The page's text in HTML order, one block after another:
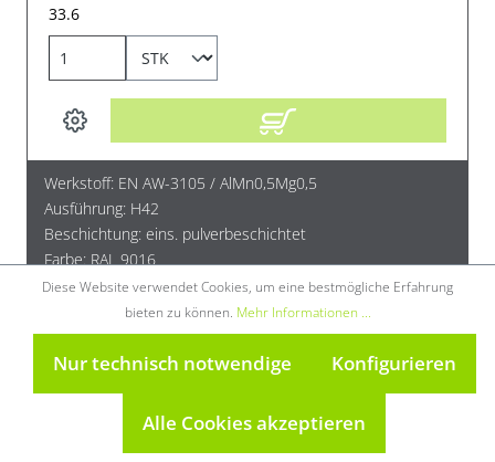
33.6
Werkstoff: EN AW-3105 / AlMn0,5Mg0,5
Ausführung: H42
Beschichtung: eins. pulverbeschichtet
Farbe: RAL 9016
Alu-Blech EN AW-3105 H42 eins. pulverb. RAL 9016
eins. SF 1 mm 1000x2000
Diese Website verwendet Cookies, um eine bestmögliche Erfahrung
bieten zu können. Mehr Informationen ...
Nur technisch notwendige Konfigurieren
Alle Cookies akzeptieren